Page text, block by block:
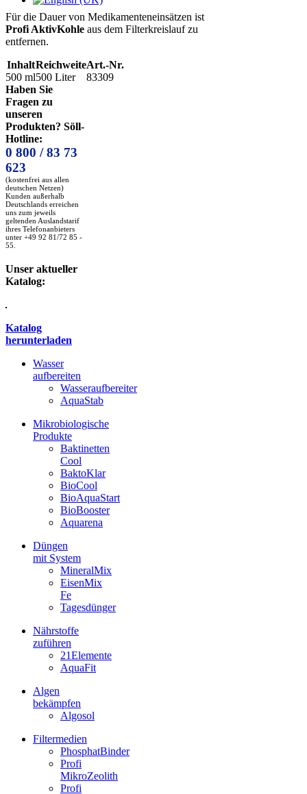
Für die Dauer von Medikamenteneinsätzen ist
Profi AktivKohle aus dem Filterkreislauf zu
entfernen.
InhaltReichweiteArt.-Nr.
500 ml500 Liter
83309
Haben Sie
Fragen zu
unseren
Produkten? Söll-
Hotline:
0 800 / 83 73
623
(kostenfrei aus allen
deutschen Netzen)
Kunden außerhalb
Deutschlands erreichen
uns zum jeweils
geltenden Auslandstarif
ihres Telefonanbieters
unter +49 92 81/72 85 -
55.
Unser aktueller
Katalog:
Katalog
herunterladen
Wasser
aufbereiten
Wasseraufbereiter
AquaStab
Mikrobiologische
Produkte
Baktinetten
Cool
BaktoKlar
BioCool
BioAquaStart
BioBooster
Aquarena
Düngen
mit System
MineralMix
EisenMix
Fe
Tagesdünger
Nährstoffe
zuführen
21Elemente
AquaFit
Algen
bekämpfen
Algosol
Filtermedien
PhosphatBinder
Profi
MikroZeolith
Profi